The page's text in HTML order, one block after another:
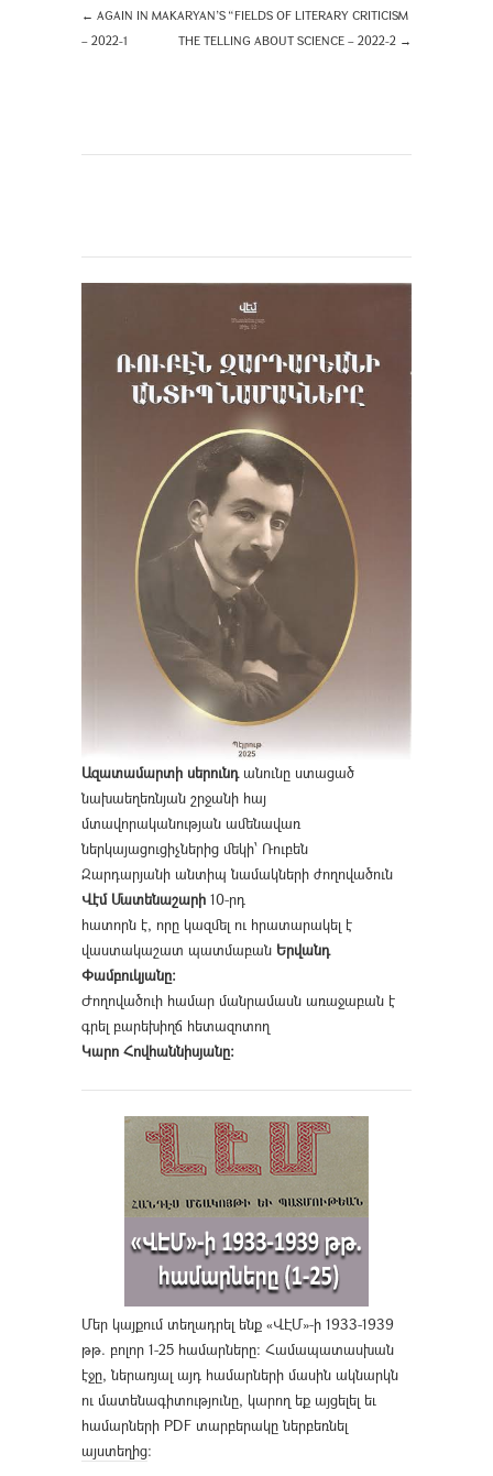
← AGAIN IN MAKARYAN’S “FIELDS OF LITERARY CRITICISM
– 2022-1
THE TELLING ABOUT SCIENCE – 2022-2 →
Ազատամարտի սերունդանունը ստացած
նախաեղեռնյան շրջանի հայ
մտավորականության ամենավառ
ներկայացուցիչներից մեկի՝ Ռուբեն
Զարդարյանի անտիպ նամակների ժողովածուն
Վէմ Մատենաշարի 10-րդ
հատորն է, որը կազմել ու հրատարակել է
վաստակաշատ պատմաբան Երվանդ
Փամբուկյանը։
Ժողովածուի համար մանրամասն առաջաբան է
գրել բարեխիղճ հետազոտող
Կարո Հովհաննիսյանը։
Մեր կայքում տեղադրել ենք «ՎԷՄ»-ի 1933-1939
թթ. բոլոր 1-25 համարները։ Համապատասխան
էջը, ներառյալ այդ համարների մասին ակնարկն
ու մատենագիտությունը, կարող եք այցելել եւ
համարների PDF տարբերակը ներբեռնել
այստեղից։